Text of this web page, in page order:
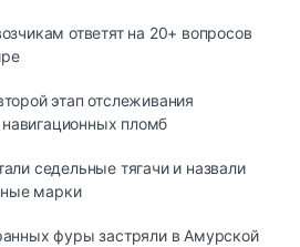
ответят на 20+ вопросов
этап отслеживания
пломб
седельные тягачи и назвали
марки
фуры застряли в Амурской